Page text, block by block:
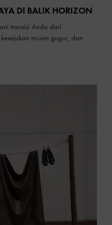
DI BALIK HORIZON
transisi Anda dari
musim gugur, dan